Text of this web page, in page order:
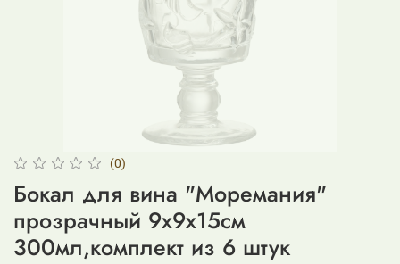
(0)
Бокал для вина "Моремания"
прозрачный 9x9x15см
300мл,комплект из 6 штук